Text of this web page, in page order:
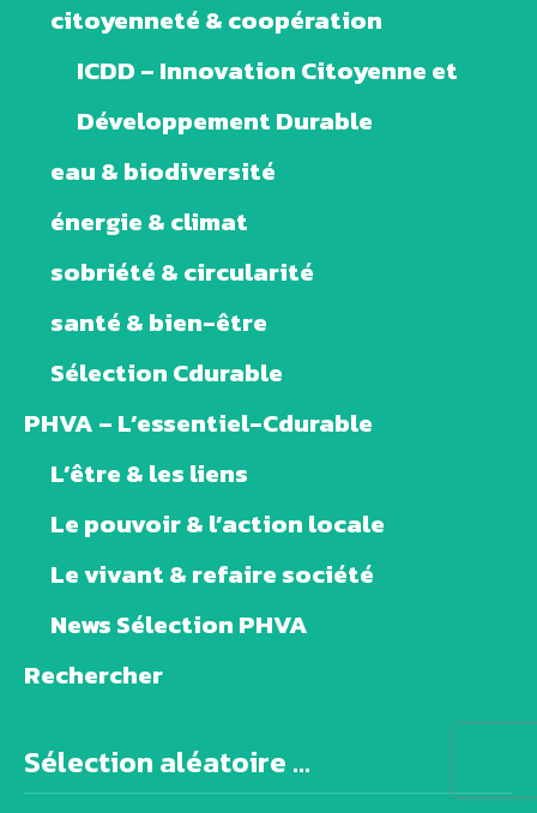
citoyenneté & coopération
ICDD – Innovation Citoyenne et
Développement Durable
eau & biodiversité
énergie & climat
sobriété & circularité
santé & bien-être
Sélection Cdurable
PHVA – L’essentiel-Cdurable
L’être & les liens
Le pouvoir & l’action locale
Le vivant & refaire société
News Sélection PHVA
Rechercher
Sélection aléatoire ...